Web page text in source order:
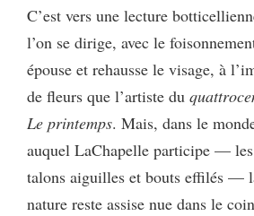
C’est vers une lecture
l’on se dirige, avec le
épouse et rehausse le visage, à
de fleurs que l’artiste du
Le printemps. Mais, dans le
auquel LaChapelle participe —
talons aiguilles et bouts effilés —
nature reste assise nue dans le